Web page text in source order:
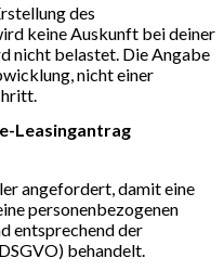
des
keine Auskunft bei deiner
nicht belastet. Die Angabe
nicht einer
Leasingantrag
angefordert, damit eine
personenbezogenen
entsprechend der
behandelt.